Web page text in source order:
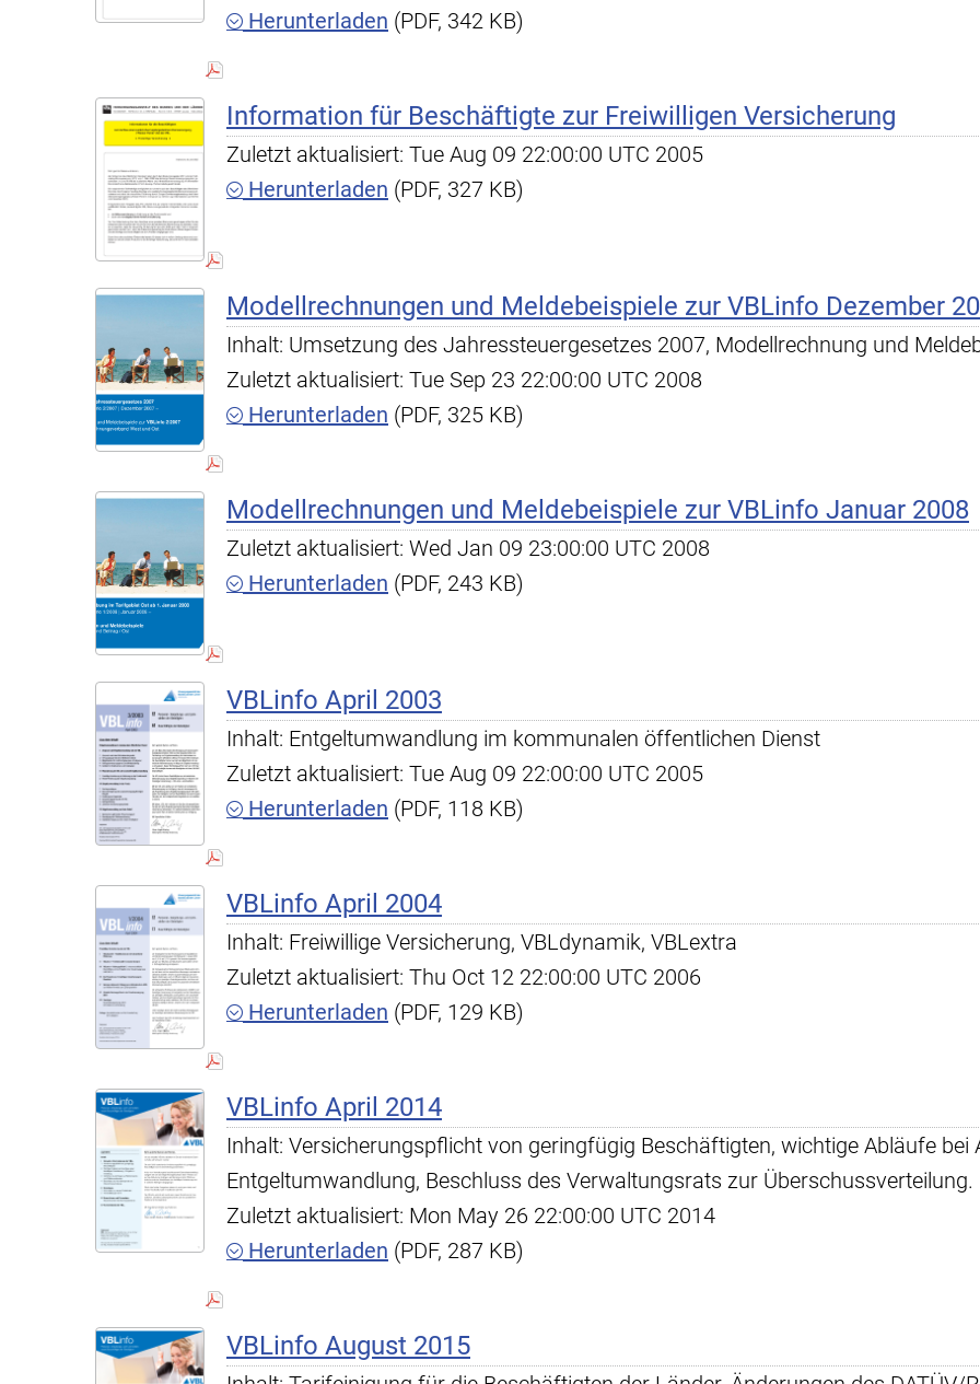
Herunterladen (PDF, 342 KB)
Information für Beschäftigte zur Freiwilligen Versicherung
Zuletzt aktualisiert: Tue Aug 09 22:00:00 UTC 2005
Herunterladen (PDF, 327 KB)
Modellrechnungen und Meldebeispiele zur VBLinfo Dezember
Inhalt: Umsetzung des Jahressteuergesetzes 2007, Modellrechnung und
Zuletzt aktualisiert: Tue Sep 23 22:00:00 UTC 2008
Herunterladen (PDF, 325 KB)
Modellrechnungen und Meldebeispiele zur VBLinfo Januar 2008
Zuletzt aktualisiert: Wed Jan 09 23:00:00 UTC 2008
Herunterladen (PDF, 243 KB)
VBLinfo April 2003
Inhalt: Entgeltumwandlung im kommunalen öffentlichen Dienst
Zuletzt aktualisiert: Tue Aug 09 22:00:00 UTC 2005
Herunterladen (PDF, 118 KB)
VBLinfo April 2004
Inhalt: Freiwillige Versicherung, VBLdynamik, VBLextra
Zuletzt aktualisiert: Thu Oct 12 22:00:00 UTC 2006
Herunterladen (PDF, 129 KB)
VBLinfo April 2014
Inhalt: Versicherungspflicht von geringfügig Beschäftigten, wichtige Abläufe
Entgeltumwandlung, Beschluss des Verwaltungsrats zur Überschussverteilung.
Zuletzt aktualisiert: Mon May 26 22:00:00 UTC 2014
Herunterladen (PDF, 287 KB)
VBLinfo August 2015